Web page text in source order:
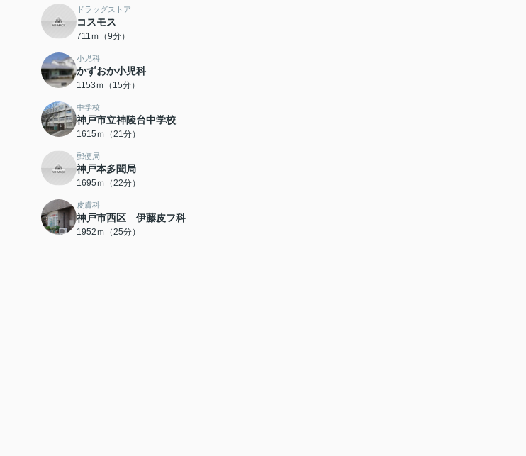
ドラッグストア
コスモス
711ｍ（9分）
小児科
かずおか小児科
1153ｍ（15分）
中学校
神戸市立神陵台中学校
1615ｍ（21分）
郵便局
神戸本多聞局
1695ｍ（22分）
皮膚科
神戸市西区 伊藤皮フ科
1952ｍ（25分）